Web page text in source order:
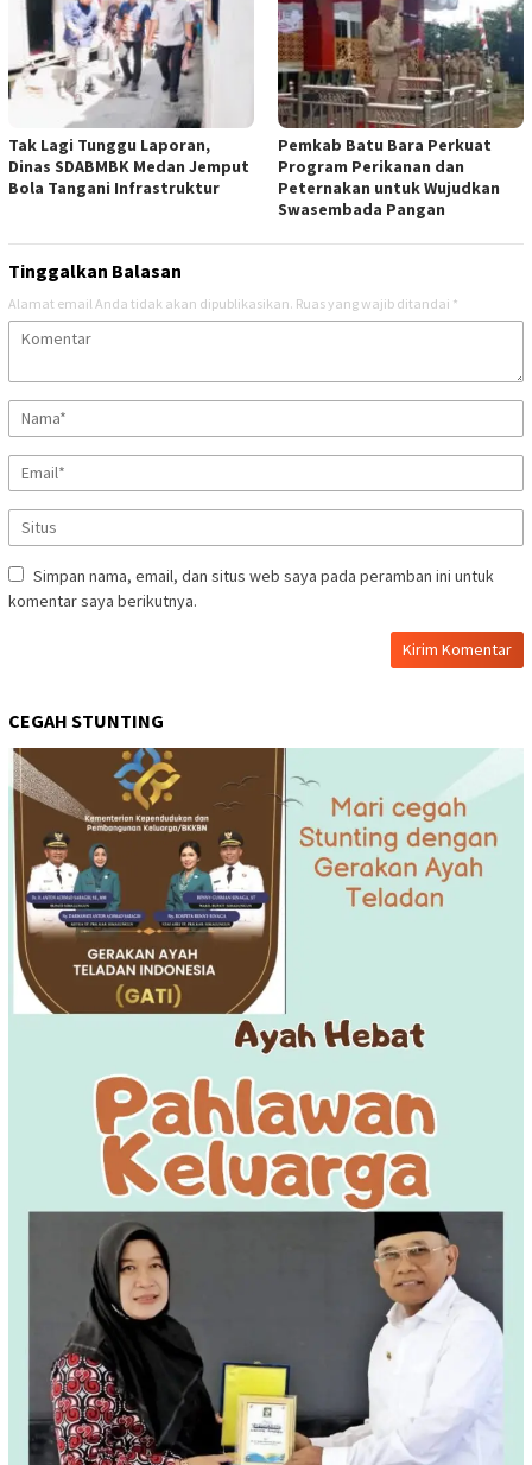
Tak Lagi Tunggu Laporan,
Dinas SDABMBK Medan Jemput
Bola Tangani Infrastruktur
Pemkab Batu Bara Perkuat
Program Perikanan dan
Peternakan untuk Wujudkan
Swasembada Pangan
Tinggalkan Balasan
Alamat email Anda tidak akan dipublikasikan. Ruas yang wajib ditandai *
Simpan nama, email, dan situs web saya pada peramban ini untuk
komentar saya berikutnya.
CEGAH STUNTING